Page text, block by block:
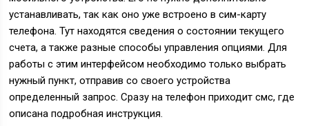
устанавливать, так как оно уже встроено в сим-карту
телефона. Тут находятся сведения о состоянии текущего
счета, а также разные способы управления опциями. Для
работы с этим интерфейсом необходимо только выбрать
нужный пункт, отправив со своего устройства
определенный запрос. Сразу на телефон приходит смс, где
описана подробная инструкция.